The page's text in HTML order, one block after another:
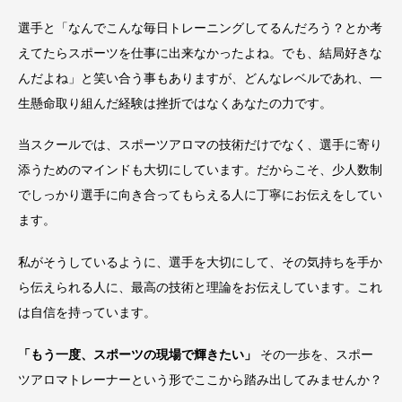
選手と「なんでこんな毎日トレーニングしてるんだろう？とか考
えてたらスポーツを仕事に出来なかったよね。でも、結局好きな
んだよね」と笑い合う事もありますが、どんなレベルであれ、一
生懸命取り組んだ経験は挫折ではなくあなたの力です。
当スクールでは、スポーツアロマの技術だけでなく、選手に寄り
添うためのマインドも大切にしています。だからこそ、少人数制
でしっかり選手に向き合ってもらえる人に丁寧にお伝えをしてい
ます。
私がそうしているように、選手を大切にして、その気持ちを手か
ら伝えられる人に、最高の技術と理論をお伝えしています。これ
は自信を持っています。
「もう一度、スポーツの現場で輝きたい」
その一歩を、スポー
ツアロマトレーナーという形でここから踏み出してみませんか？